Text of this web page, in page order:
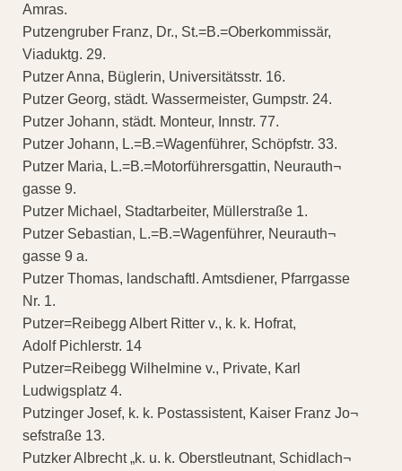
Amras.
Putzengruber Franz, Dr., St.=B.=Oberkommissär,
Viaduktg. 29.
Putzer Anna, Büglerin, Universitätsstr. 16.
Putzer Georg, städt. Wassermeister, Gumpstr. 24.
Putzer Johann, städt. Monteur, Innstr. 77.
Putzer Johann, L.=B.=Wagenführer, Schöpfstr. 33.
Putzer Maria, L.=B.=Motorführersgattin, Neurauth¬
gasse 9.
Putzer Michael, Stadtarbeiter, Müllerstraße 1.
Putzer Sebastian, L.=B.=Wagenführer, Neurauth¬
gasse 9 a.
Putzer Thomas, landschaftl. Amtsdiener, Pfarrgasse
Nr. 1.
Putzer=Reibegg Albert Ritter v., k. k. Hofrat,
Adolf Pichlerstr. 14
Putzer=Reibegg Wilhelmine v., Private, Karl
Ludwigsplatz 4.
Putzinger Josef, k. k. Postassistent, Kaiser Franz Jo¬
sefstraße 13.
Putzker Albrecht „k. u. k. Oberstleutnant, Schidlach¬